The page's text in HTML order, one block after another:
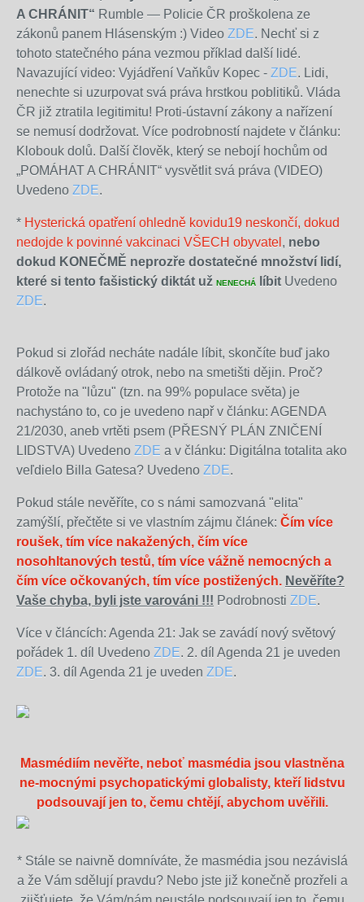
A CHRÁNIT“ Rumble — Policie ČR proškolena ze
zákonů panem Hlásenským :) Video ZDE. Nechť si z
tohoto statečného pána vezmou příklad další lidé.
Navazující video: Vyjádření Vaňkův Kopec - ZDE. Lidi,
nenechte si uzurpovat svá práva hrstkou poblitiků. Vláda
ČR již ztratila legitimitu! Proti-ústavní zákony a nařízení
se nemusí dodržovat. Více podrobností najdete v článku:
Klobouk dolů. Další člověk, který se nebojí hochům od
„POMÁHAT A CHRÁNIT“ vysvětlit svá práva (VIDEO)
Uvedeno ZDE.
* Hysterická opatření ohledně kovidu19 neskončí, dokud
nedojde k povinné vakcinaci VŠECH obyvatel , nebo
dokud KONEČMĚ neprozře dostatečné množství lidí,
které si tento fašistický diktát už NENECHÁ líbit Uvedeno
ZDE.
Pokud si zlořád necháte nadále líbit, skončíte buď jako
dálkově ovládaný otrok, nebo na smetišti dějin. Proč?
Protože na "lůzu" (tzn. na 99% populace světa) je
nachystáno to, co je uvedeno např v článku: AGENDA
21/2030, aneb vrtěti psem (PŘESNÝ PLÁN ZNIČENÍ
LIDSTVA) Uvedeno ZDE a v článku: Digitálna totalita ako
veľdielo Billa Gatesa? Uvedeno ZDE.
Pokud stále nevěříte, co s námi samozvaná "elita"
zamýšlí, přečtěte si ve vlastním zájmu článek: Čím více
roušek, tím více nakažených, čím více
nosohltanových testů, tím více vážně nemocných a
čím více očkovaných, tím více postižených. Nevěříte?
Vaše chyba, byli jste varováni !!! Podrobnosti ZDE.
Více v článcích: Agenda 21: Jak se zavádí nový světový
pořádek 1. díl Uvedeno ZDE. 2. díl Agenda 21 je uveden
ZDE. 3. díl Agenda 21 je uveden ZDE.
Masmédiím nevěřte, neboť masmédia jsou vlastněna
ne-mocnými psychopatickými globalisty, kteří lidstvu
podsouvají jen to, čemu chtějí, abychom uvěřili.
* Stále se naivně domníváte, že masmédia jsou nezávislá
a že Vám sdělují pravdu? Nebo jste již konečně prozřeli a